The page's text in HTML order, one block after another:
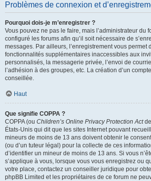
Problèmes de connexion et
Pourquoi dois-je m’enregistrer ?
Vous pouvez ne pas le faire, mais l’administrateur du
configuré les forums afin qu’il soit nécessaire de
messages. Par ailleurs, l’enregistrement vous permet
fonctionnalités supplémentaires inaccessibles aux
personnalisés, la messagerie privée, l’envoi de
l’adhésion à des groupes, etc. La création d’un
conseillée.
Haut
Que signifie COPPA ?
COPPA (ou Children’s Online Privacy Protection Act
États-Unis qui dit que les sites Internet pouvant
mineurs de moins de 13 ans doivent obtenir le
(ou d’un tuteur légal) pour la collecte de ces
d’identifier un mineur de moins de 13 ans. Si vous
s’applique à vous, lorsque vous vous enregistrez ou
votre place, contactez un conseiller juridique pour
phpBB Limited et les propriétaires de ce forum ne